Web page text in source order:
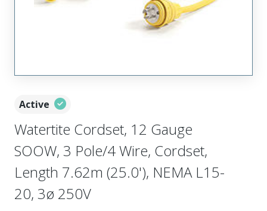
Active
Watertite Cordset, 12 Gauge
SOOW, 3 Pole/4 Wire, Cordset,
Length 7.62m (25.0'), NEMA L15-
20, 3ø 250V